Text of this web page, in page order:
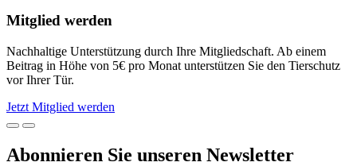
Mitglied werden
Nachhaltige Unterstützung durch Ihre Mitgliedschaft. Ab einem
Beitrag in Höhe von 5€ pro Monat unterstützen Sie den Tierschutz
vor Ihrer Tür.
Jetzt Mitglied werden
Abonnieren Sie unseren Newsletter